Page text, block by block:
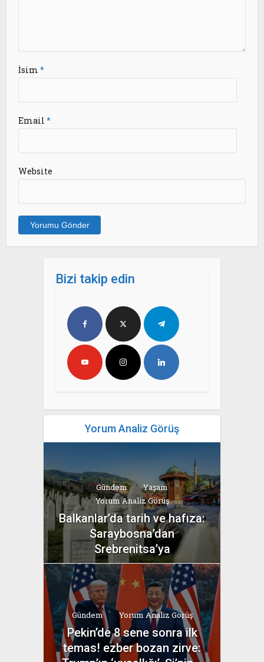
İsim*
Email*
Website
Bizi takip edin
Yorum Analiz Görüş
Gündem
Yaşam
Yorum Analiz Görüş
Balkanlar’da tarih ve hafıza:
Saraybosna’dan
Srebrenitsa’ya
yazan
Bahri Ak
Gündem Yorum Analiz Görüş
Pekin’de 8 sene sonra ilk
temas! ezber bozan zirve: